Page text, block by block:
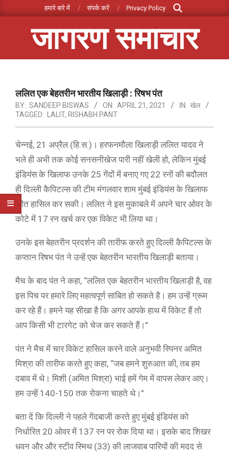
to
हमारे बारे में संपर्क करें Privacy Policy
Search
जागरण समाचार
Menuललित एक बेहतरीन भारतीय खिलाड़ी : रिषभ पंत
BY: SANDEEP BISWAS ON: APRIL 21, 2021 IN: खेल
TAGGED:
LALIT, RISHABH PANT
चेन्नई, 21 अप्रैल (हि.स.)। हरफनमौला खिलाड़ी ललित यादव ने
भले ही अभी तक कोई सनसनीखेज पारी नहीं खेली हो, लेकिन मुंबई
इंडियंस के खिलाफ उनके 25 गेंदों में बनाए गए 22 रनों की बदौलत
ही दिल्ली कैपिटल्स की टीम मंगलवार शाम मुंबई इंडियंस के खिलाफ
जीत हासिल कर सकी। ललित ने इस मुकाबले में अपने चार ओवर के
कोटे में 17 रन खर्च कर एक विकेट भी लिया था।
उनके इस बेहतरीन प्रदर्शन की तारीफ करते हुए दिल्ली कैपिटल्स के
कप्तान रिषभ पंत ने उन्हें एक बेहतरीन भारतीय खिलाड़ी बताया।
मैच के बाद पंत ने कहा, “ललित एक बेहतरीन भारतीय खिलाड़ी है, वह
इस पिच पर हमारे लिए महत्वपूर्ण साबित हो सकते है। हम उन्हें ग्रूम
कर रहे हैं। हमने यह सीखा है कि अगर आपके हाथ में विकेट हैं तो
आप किसी भी टारगेट को चेज कर सकते हैं।”
पंत ने मैच में चार विकेट हासिल करने वाले अनुभवी स्पिनर अमित
मिश्रा की तारीफ करते हुए कहा, “जब हमने शुरुआत की, तब हम
दबाव में थे। मिशी (अमित मिश्रा) भाई हमें गेम में वापस लेकर आए।
हम उन्हें 140-150 तक रोकना चाहते थे।”
बता दें कि दिल्ली ने पहले गेंदबाजी करते हुए मुंबई इंडियंस को
निर्धारित 20 ओवर में 137 रन पर रोक दिया था। इसके बाद शिखर
धवन और और स्टीव स्मिथ (33) की लाजवाब पारियों की मदद से